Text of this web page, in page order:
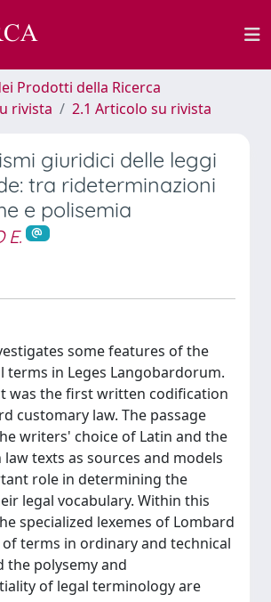
Prodotti della Ricerca
rivista
2.1 Articolo su rivista
giuridici delle leggi
tra rideterminazioni
e polisemia
E.
some features of the
terms in Leges Langobardorum.
was the first written codification
customary law. The passage
writers' choice of Latin and the
law texts as sources and models
role in determining the
legal vocabulary. Within this
specialized lexemes of Lombard
of terms in ordinary and technical
the polysemy and
of legal terminology are